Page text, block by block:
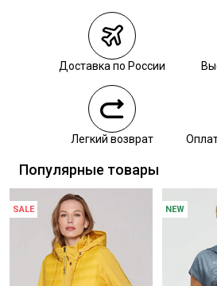
Курьерская доставка СДЭК
Самовывоз из пункта выдачи
Самовывоз из наших магазинов
Курьерская доставка СДЭК
Самовывоз из пункта выдачи
Доставка по России
Легкий возврат
Популярные товары
SALE NEW